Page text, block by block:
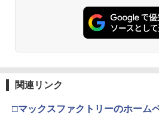
BANDAI
30MS SIS-J00
4
マックスファク
東京マルイ
USP HG 18歳
￥3,409
4
動
タミヤ クラフ
先細薄刃ニッパ
モデル用工具
￥2,600
関連リンク
□マックスファクトリーのホーム